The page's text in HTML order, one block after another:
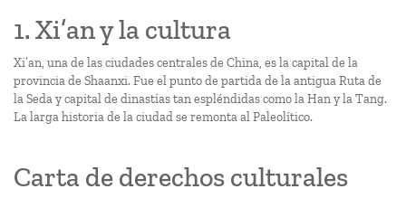
1. Xi’an y la cultura
Xi’an, una de las ciudades centrales de China, es la capital de la
provincia de Shaanxi. Fue el punto de partida de la antigua Ruta de
la Seda y capital de dinastías tan espléndidas como la Han y la Tang.
La larga historia de la ciudad se remonta al Paleolítico.
Carta de derechos culturales